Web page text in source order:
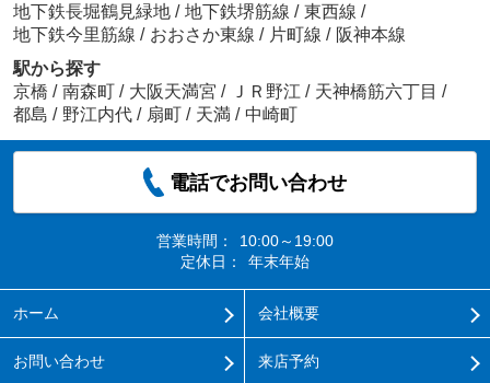
地下鉄長堀鶴見緑地 / 地下鉄堺筋線 / 東西線 /
地下鉄今里筋線 / おおさか東線 / 片町線 / 阪神本線
駅から探す
京橋 / 南森町 / 大阪天満宮 / ＪＲ野江 / 天神橋筋六丁目 /
都島 / 野江内代 / 扇町 / 天満 / 中崎町
電話でお問い合わせ
営業時間：
10:00～19:00
定休日：
年末年始
ホーム 会社概要
お問い合わせ 来店予約